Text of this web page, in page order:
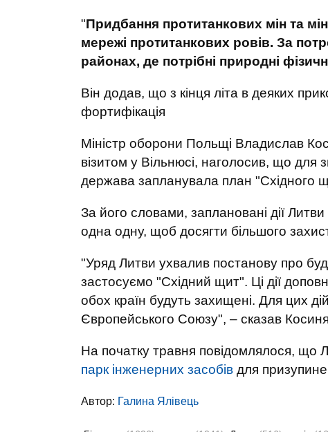
"Придбання протитанкових мін та
мережі протитанкових ровів. За
районах, де потрібні природні
Він додав, що з кінця літа в деяких
фортифікація
Міністр оборони Польщі Владислав
візитом у Вільнюсі, наголосив, що для
держава запланувала план "Східного
За його словами, заплановані дії
одна одну, щоб досягти більшого
"Уряд Литви ухвалив постанову про
застосуємо "Східний щит". Ці дії
обох країн будуть захищені. Для цих
Європейського Союзу", – сказав
На початку травня повідомлялося, що
парк інженерних засобів для
Автор: Галина Ялівець